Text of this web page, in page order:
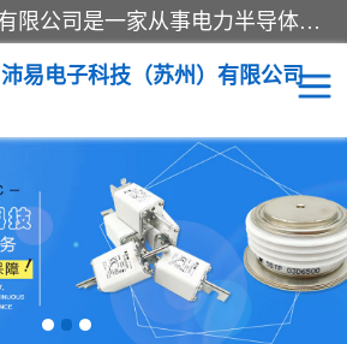
苏州沛易电子科技有限公司是一家从事电力半导体器件和电子元器件的专业代理及分销商，产品包括：IGBT模块、IPM模块、PIM模块、二极管、三极管、可控硅、整流桥、IGBT单管、IGBT电路驱动板、GTR达林顿模块、快恢复二极管、肖特基二极管、熔断器、IC集成电路、快速熔断器等。
沛易电子科技（苏州）有限公司
英飞凌
英飞凌IGBT模块
IXYS艾赛斯可控硅